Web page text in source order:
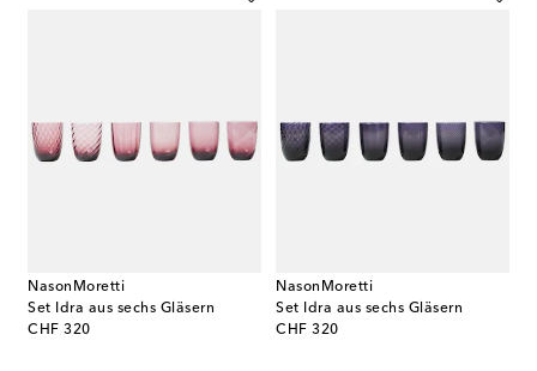
NasonMoretti
Set Idra aus sechs Gläsern
CHF 320
original price
NasonMoretti
Set Idra aus sechs Gläsern
CHF 320
original price